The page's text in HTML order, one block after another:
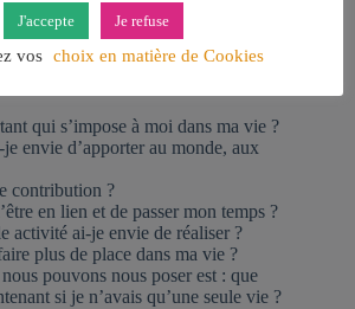
redonner du sens à sa vie
pour filtrer et choisir notre raison
qui s’impose à moi dans ma vie ?
envie d’apporter au monde, aux
contribution ?
en lien et de passer mon temps ?
activité ai-je envie de réaliser ?
plus de place dans ma vie ?
pouvons nous poser est : que
si je n’avais qu’une seule vie ?
J'accepte Je refuse
vos choix en matière de Cookies